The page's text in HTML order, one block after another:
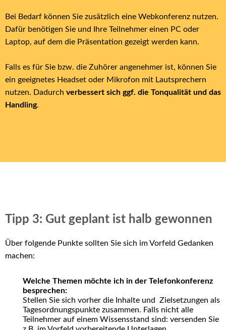
Bei Bedarf können Sie zusätzlich eine Webkonferenz nutzen.
Dafür benötigen Sie und Ihre Teilnehmer einen PC oder
Laptop, auf dem die Präsentation gezeigt werden kann.
Falls es für Sie bzw. die Zuhörer angenehmer ist, können Sie
ein geeignetes Headset oder Mikrofon mit Lautsprechern
nutzen. Dadurch verbessert sich ggf. die Tonqualität und das
Handling.
Tipp 3: Gut geplant ist halb gewonnen
Über folgende Punkte sollten Sie sich im Vorfeld Gedanken
machen:
Welche Themen möchte ich in der Telefonkonferenz
besprechen:
Stellen Sie sich vorher die Inhalte und Zielsetzungen als
Tagesordnungspunkte zusammen. Falls nicht alle
Teilnehmer auf einem Wissensstand sind: versenden Sie